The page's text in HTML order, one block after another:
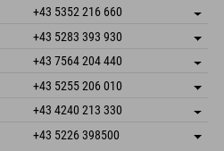
Adresse speichern
Buchen
+43 5352 216 660
Adresse speichern
Anreiseinfos
Buchen
+43 5283 393 930
Adresse speichern
Buchen
+43 7564 204 440
Adresse speichern
Anreiseinfos
Buchen
+43 5255 206 010
Adresse speichern
Buchen
+43 4240 213 330
Adresse speichern
Anreiseinfos
+43 5226 398500